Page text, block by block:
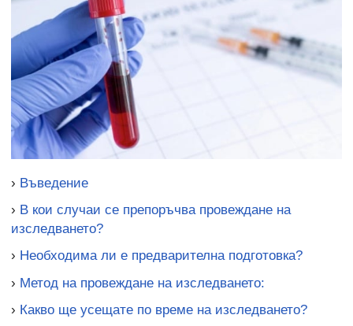
› Въведение
› В кои случаи се препоръчва провеждане на
изследването?
› Необходима ли е предварителна подготовка?
› Метод на провеждане на изследването:
› Какво ще усещате по време на изследването?